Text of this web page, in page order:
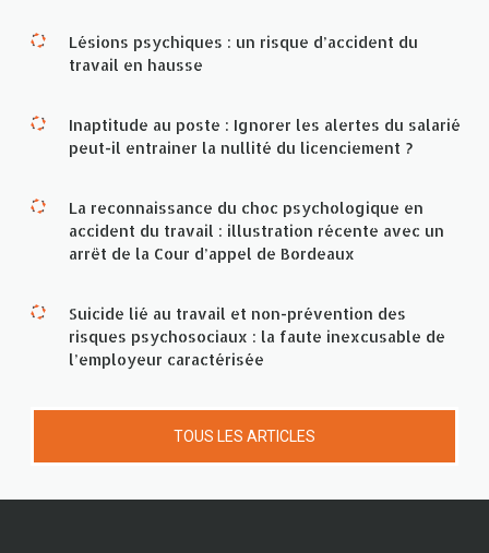
Lésions psychiques : un risque d’accident du
travail en hausse
Inaptitude au poste : Ignorer les alertes du salarié
peut-il entrainer la nullité du licenciement ?
La reconnaissance du choc psychologique en
accident du travail : illustration récente avec un
arrêt de la Cour d’appel de Bordeaux
Suicide lié au travail et non-prévention des
risques psychosociaux : la faute inexcusable de
l’employeur caractérisée
TOUS LES ARTICLES